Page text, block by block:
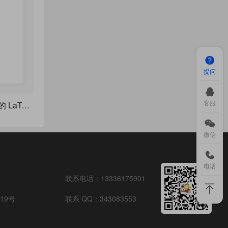
NovaBeamer：让你的 LaTeX PPT 瞬间拥有顶级学术范
号
联系电话： 13336175901
联系 QQ： 343083553
提问
客服
微信
电话